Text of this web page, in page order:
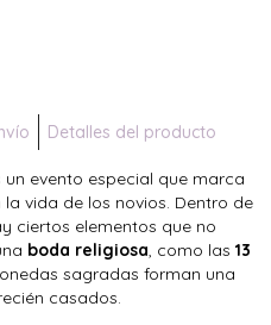
Detalles del producto
evento especial que marca
vida de los novios. Dentro de
ciertos elementos que no
boda religiosa, como las 13
sagradas forman una
casados.